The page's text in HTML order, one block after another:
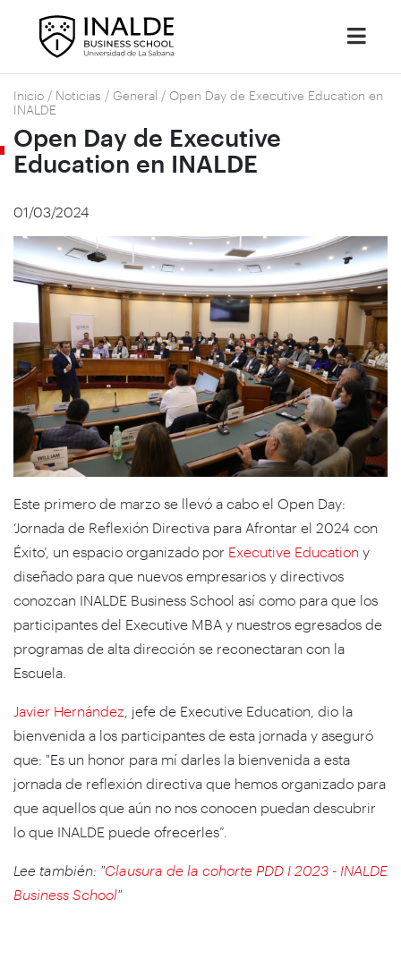
Inicio / Noticias / General / Open Day de Executive Education en
INALDE
Open Day de Executive
Education en INALDE
01/03/2024
Este primero de marzo se llevó a cabo el Open Day:
‘Jornada de Reflexión Directiva para Afrontar el 2024 con
Éxito’, un espacio organizado por Executive Education y
diseñado para que nuevos empresarios y directivos
conozcan INALDE Business School así como para que los
participantes del Executive MBA y nuestros egresados de
programas de alta dirección se reconectaran con la
Escuela.
Javier Hernández , jefe de Executive Education, dio la
bienvenida a los participantes de esta jornada y aseguró
que: "Es un honor para mí darles la bienvenida a esta
jornada de reflexión directiva que hemos organizado para
que aquellos que aún no nos conocen puedan descubrir
lo que INALDE puede ofrecerles”.
Lee también: "Clausura de la cohorte PDD I 2023 - INALDE
Business School"